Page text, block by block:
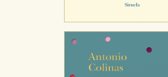
navegador y dispositivo de internet.
GUARDAR CONFIGURACIÓN